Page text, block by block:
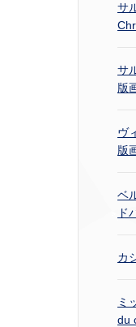
サ
サ
版
ヴ
版
ベ
ド
カ
ミ
du